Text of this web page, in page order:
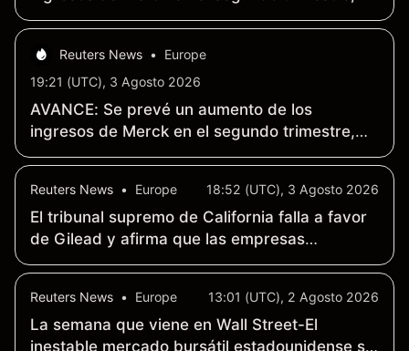
aunque el acuerdo lastrará los resultados
Reuters News •
Europe
19:21 (UTC), 3 Agosto 2026
AVANCE: Se prevé un aumento de los
ingresos de Merck en el segundo trimestre,
aunque el acuerdo lastrará los resultados
Reuters News • Europe 18:52 (UTC), 3 Agosto 2026
El tribunal supremo de California falla a favor
de Gilead y afirma que las empresas
farmacéuticas no tienen la «obligación de
Reuters News • Europe 13:01 (UTC), 2 Agosto 2026
La semana que viene en Wall Street-El
inestable mercado bursátil estadounidense se